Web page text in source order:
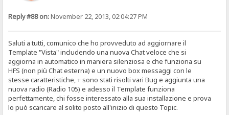
Reply #88 on:November 22, 2013, 02:04:27 PM
Saluti a tutti, comunico che ho provveduto ad aggiornare il
Template "Vista" includendo una nuova Chat veloce che si
aggiorna in automatico in maniera silenziosa e che funziona su
HFS (non più Chat esterna) e un nuovo box messaggi con le
stesse caratteristiche, + sono stati risolti vari Bug e aggiunta una
nuova radio (Radio 105) e adesso il Template funziona
perfettamente, chi fosse interessato alla sua installazione e prova
lo può scaricare al solito posto all'inizio di questo Topic.